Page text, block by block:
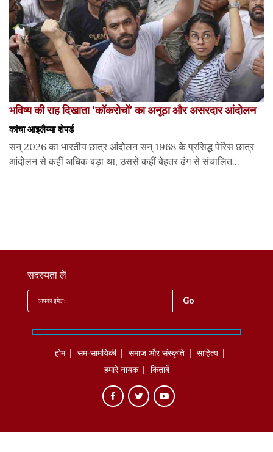
भविष्य की राह दिखाता ‘कॉकरोचों’ का अनूठा और असरदार आंदोलन
कांचा आइलैय्या शेपर्ड
सन् 2026 का भारतीय छात्र आंदोलन सन् 1968 के प्रसिद्ध पेरिस छात्र
आंदोलन से कहीं अधिक बड़ा था, उससे कहीं बेहतर ढंग से संचालित...
सदस्यता लें
होम सम-सामयिकी समाज और संस्कृति
साहित्‍य
हमारे नायक
किताबें